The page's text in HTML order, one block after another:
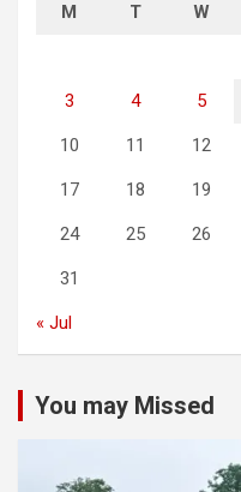
M T W
3 4 5
10 11 12
17 18 19
24 25 26
31
« Jul
You may Missed